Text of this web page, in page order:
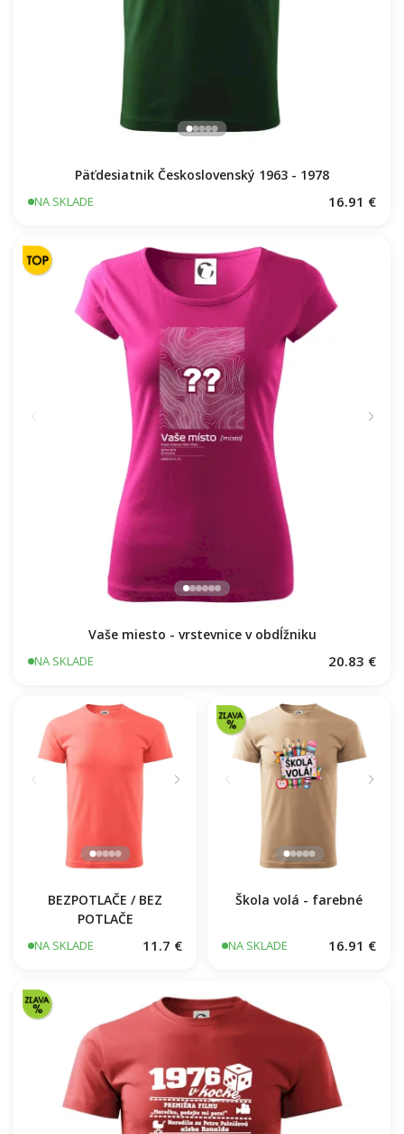
Päťdesiatnik Československý 1963 - 1978
NA SKLADE 16.91 €
Vaše miesto - vrstevnice v obdĺžniku
NA SKLADE 20.83 €
BEZPOTLAČE / BEZ
POTLAČE
NA SKLADE 11.7 €
Škola volá - farebné
NA SKLADE 16.91 €